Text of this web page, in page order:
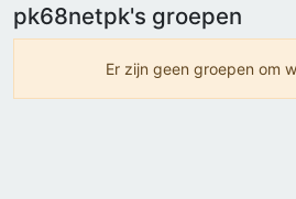
pk68netpk's groepen
Er zijn geen groepen om